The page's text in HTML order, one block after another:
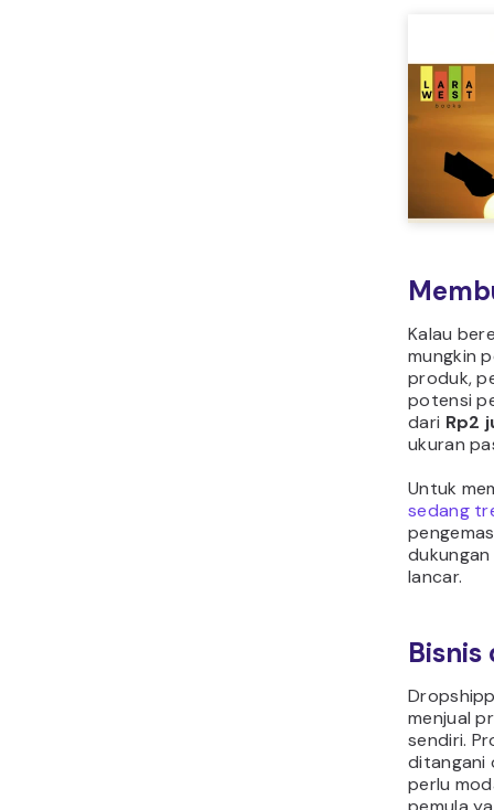
Kalau
mungkin
produk,
potensi
dari Rp2
ukuran
Untuk
sedang
lancar.
menjual
sendiri.
ditangani
perlu